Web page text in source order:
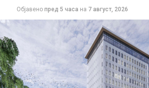
Базата содржи показатели за
ефикасноста на банките, структурата
ликвидноста и финансирањето,
активата, капиталната адекватност и
ЕЦБ посочува дека повеќето
применуваат Меѓународните
Објавено пред 5 часа на 7 август, 2026